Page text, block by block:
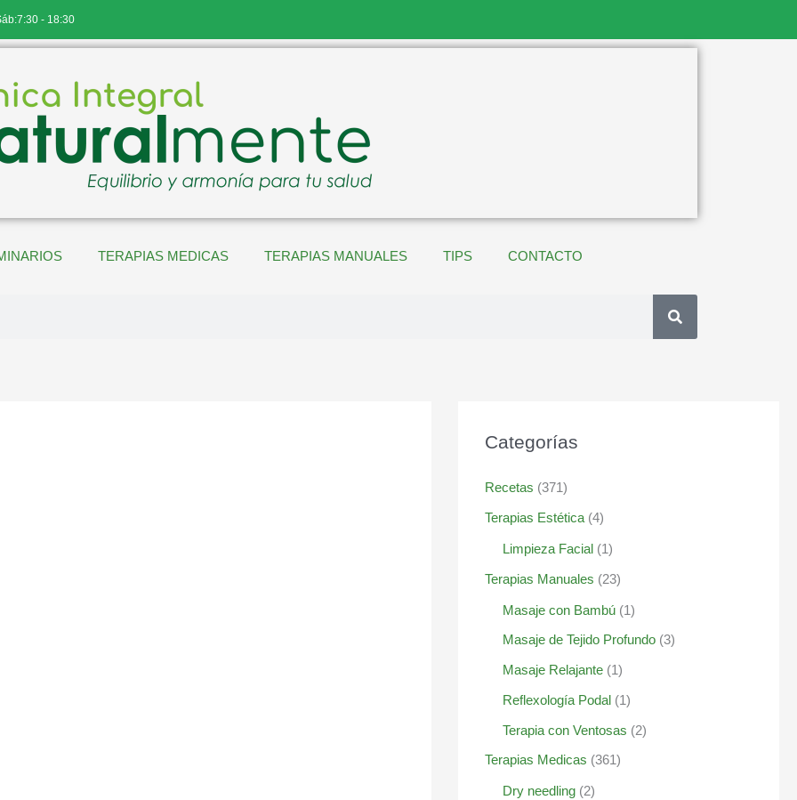
- 18:30
TERAPIAS MEDICAS TERAPIAS MANUALES TIPS CONTACTO
Categorías
Recetas (371)
Terapias Estética(4)
Limpieza Facial(1)
Terapias Manuales (23)
Masaje con Bambú(1)
Masaje de Tejido Profundo(3)
Masaje Relajante(1)
Reflexología Podal(1)
Terapia con Ventosas (2)
Terapias Medicas (361)
Dry needling(2)